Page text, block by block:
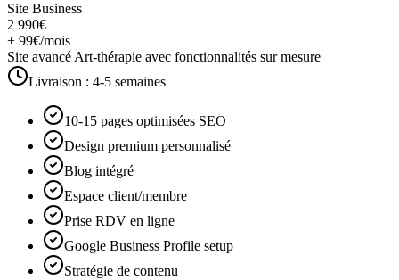
Site Business
2 990€
+ 99€/mois
Site avancé Art-thérapie avec fonctionnalités sur mesure
Livraison : 4-5 semaines
10-15 pages optimisées SEO
Design premium personnalisé
Blog intégré
Espace client/membre
Prise RDV en ligne
Google Business Profile setup
Stratégie de contenu